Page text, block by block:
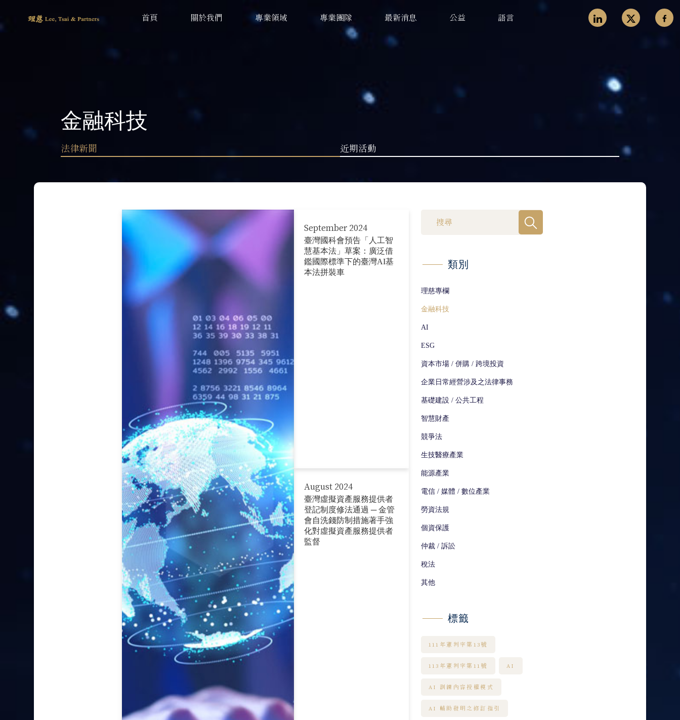
首頁 關於我們 專業領域 專業團隊 最新消息 公益 語言
金融科技
法律新聞 近期活動
AI (23)
ESG (29)
資本市場 / 併購 / 跨境投資 (260)
仲裁 / 訴訟 (347)
稅法 (59)
其他 (234)
September 2024
臺灣國科會預告「人工智
慧基本法」草案：廣泛借
鑑國際標準下的臺灣AI基
本法拼裝車
August 2024
臺灣虛擬資產服務提供者
登記制度修法通過 ─ 金管
會自洗錢防制措施著手強
化對虛擬資產服務提供者
監督
類別
理慈專欄
金融科技
AI
ESG
資本市場 / 併購 / 跨境投資
企業日常經營涉及之法律事務
基礎建設 / 公共工程
智慧財產
競爭法
生技醫療產業
能源產業
電信 / 媒體 / 數位產業
勞資法規
個資保護
仲裁 / 訴訟
稅法
其他
標籤
111年憲判字第13號
113年憲判字第11號 AI
AI 訓練內容授權模式
AI 輔助發明之修訂指引